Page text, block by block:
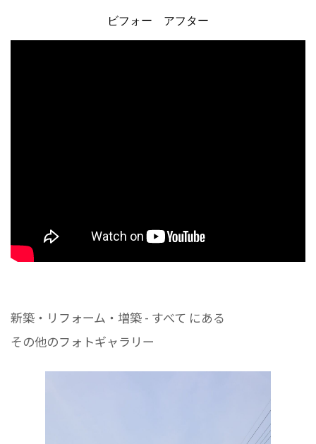
ビフォー アフター
新築・リフォーム・増築 - すべて にある
その他のフォトギャラリー